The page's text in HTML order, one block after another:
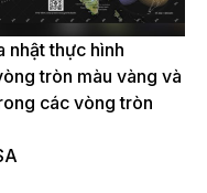
nhật thực hình
tròn màu vàng và
các vòng tròn